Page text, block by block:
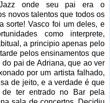
onde seu pai era o
novos talentos que todos os
sorte! Vasco foi um deles, e
como interprete,
a principio apenas pelo
pelos ensinamentos que
pai de Adriana, que ao ver
por um artista falhado,
de jeito, e a verdade é que
ter entrado no Bar pela